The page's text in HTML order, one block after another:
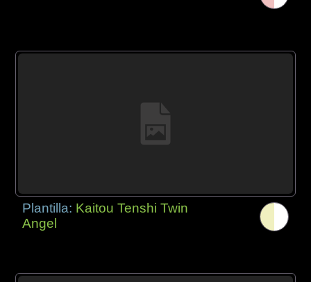
Plantilla: Kaitou Tenshi Twin
Angel